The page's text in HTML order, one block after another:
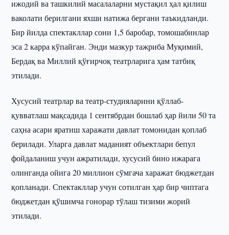
ижодий ва ташкилий масалаларни мустақил ҳал қилиш
ваколати берилгани яхши натижа бергани таъкидланди.
Бир йилда спектакллар сони 1,5 баробар, томошабинлар
эса 2 карра кўпайган. Энди мазкур тажриба Муқимий,
Бердақ ва Миллий қўғирчоқ театрларига ҳам татбиқ
этилади.
Хусусий театрлар ва театр-студияларини қўллаб-
қувватлаш мақсадида 1 сентябрдан бошлаб ҳар йили 50 та
саҳна асари яратиш харажати давлат томонидан қоплаб
берилади. Уларга давлат маданият объектлари бепул
фойдаланиш учун ажратилади, хусусий бино ижарага
олинганда ойига 20 миллион сўмгача харажат бюджетдан
қопланади. Спектакллар учун сотилган ҳар бир чиптага
бюджетдан қўшимча гонорар тўлаш тизими жорий
этилади.